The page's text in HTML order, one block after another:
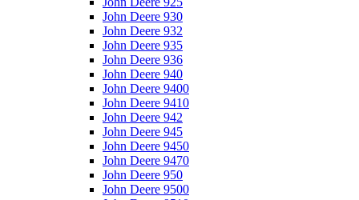
John Deere 930
John Deere 932
John Deere 935
John Deere 936
John Deere 940
John Deere 9400
John Deere 9410
John Deere 942
John Deere 945
John Deere 9450
John Deere 9470
John Deere 950
John Deere 9500